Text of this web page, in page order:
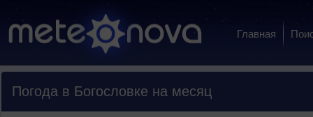
Главная
Погода в Богословке на месяц